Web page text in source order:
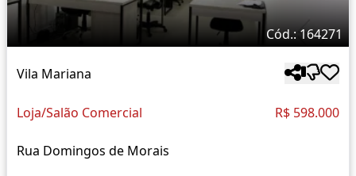
Cód.: 164271
Vila Mariana
Loja/Salão Comercial R$ 598.000
Rua Domingos de Morais